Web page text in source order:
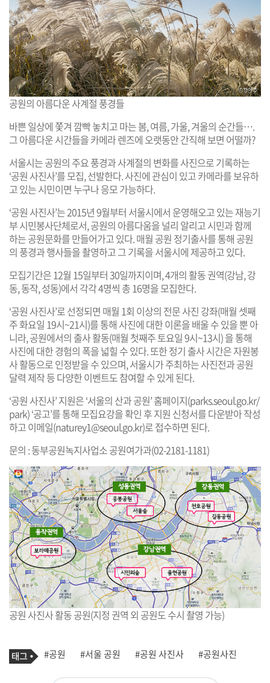
공원의 아름다운 사계절 풍경들
바쁜 일상에 쫓겨 깜빡 놓치고 마는 봄, 여름, 가울, 겨울의 순간들….
그 아름다운 시간들을 카메라 렌즈에 오랫동안 간직해 보면 어떨까?
서울시는 공원의 주요 풍경과 사계절의 변화를 사진으로 기록하는
‘공원 사진사’를 모집, 선발한다. 사진에 관심이 있고 카메라를 보유하
고 있는 시민이면 누구나 응모 가능하다.
‘공원 사진사’는 2015년 9월부터 서울시에서 운영해오고 있는 재능기
부 시민봉사단체로서, 공원의 아름다움을 널리 알리고 시민과 함께
하는 공원문화를 만들어가고 있다. 매월 공원 정기출사를 통해 공원
의 풍경과 행사들을 촬영하고 그 기록을 서울시에 제공하고 있다.
모집기간은 12월 15일부터 30일까지이며, 4개의 활동 권역(강남, 강
동, 동작, 성동)에서 각각 4명씩 총 16명을 모집한다.
‘공원 사진사’로 선정되면 매월 1회 이상의 전문 사진 강좌(매월 셋째
주 화요일 19시~21시)를 통해 사진에 대한 이론을 배울 수 있을 뿐 아
니라, 공원에서의 출사 활동(매월 첫째주 토요일 9시~13시) 을 통해
사진에 대한 경험의 폭을 넓힐 수 있다. 또한 정기 출사 시간은 자원봉
사 활동으로 인정받을 수 있으며, 서울시가 주최하는 사진전과 공원
달력 제작 등 다양한 이벤트도 참여할 수 있게 된다.
‘공원 사진사’ 지원은 ‘서울의 산과 공원’ 홈페이지(parks.seoul.go.kr/
park) ‘공고’를 통해 모집요강을 확인 후 지원 신청서를 다운받아 작성
하고 이메일(naturey1@seoul.go.kr)로 접수하면 된다.
문의 : 동부공원녹지사업소 공원여가과(02-2181-1181)
공원 사진사 활동 공원(지정 권역 외 공원도 수시 촬영 가능)
기
사
태
그
#공원 #서울 공원 #공원 사진사 #공원사진